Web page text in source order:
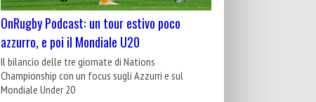
OnRugby Podcast: un tour estivo poco
azzurro, e poi il Mondiale U20
Il bilancio delle tre giornate di Nations
Championship con un focus sugli Azzurri e sul
Mondiale Under 20